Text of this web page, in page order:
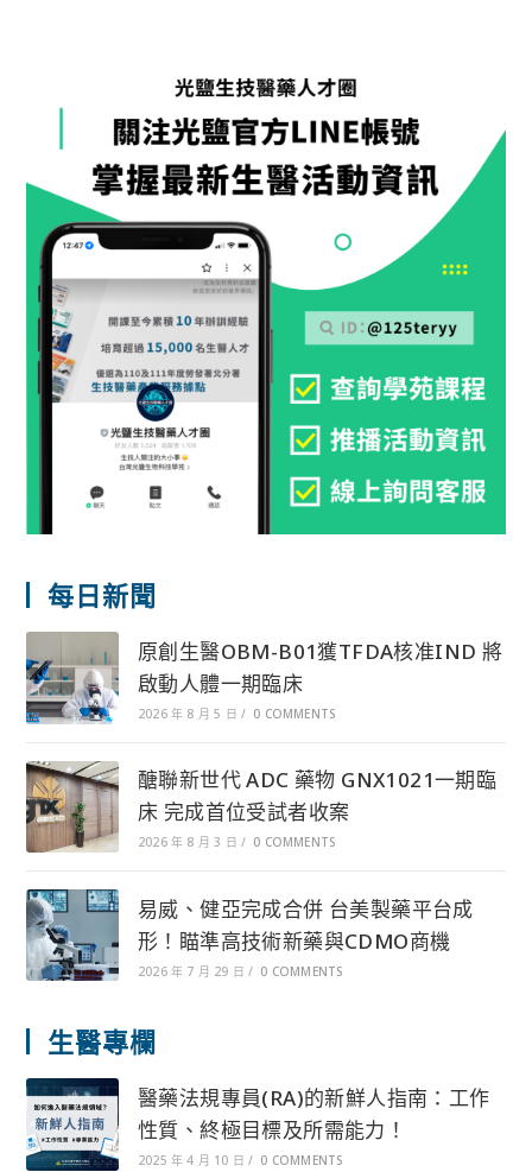
每日新聞
原創生醫OBM-B01獲TFDA核准IND 將
啟動人體一期臨床
2026 年 8 月 5 日 / 0 COMMENTS
醣聯新世代 ADC 藥物 GNX1021一期臨
床 完成首位受試者收案
2026 年 8 月 3 日 / 0 COMMENTS
易威、健亞完成合併 台美製藥平台成
形！瞄準高技術新藥與CDMO商機
2026 年 7 月 29 日 / 0 COMMENTS
生醫專欄
醫藥法規專員(RA)的新鮮人指南：工作
性質、終極目標及所需能力！
2025 年 4 月 10 日 / 0 COMMENTS